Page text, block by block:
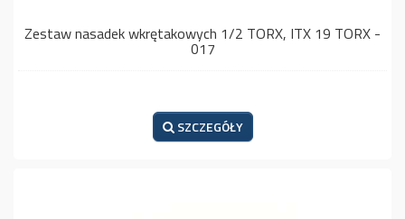
Zestaw nasadek wkrętakowych 1/2 TORX, ITX 19 TORX -
017
SZCZEGÓŁY